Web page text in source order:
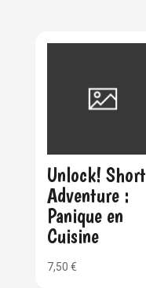
Unlock! Short
Adventure :
Panique en
Cuisine
7,50 €